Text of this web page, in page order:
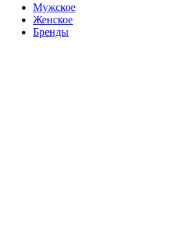
Мужское
Женское
Бренды